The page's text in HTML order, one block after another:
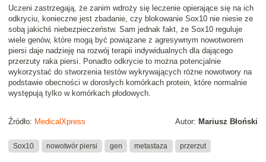
Uczeni zastrzegają, że zanim wdroży się leczenie opierające się na ich
odkryciu, konieczne jest zbadanie, czy blokowanie Sox10 nie niesie ze
sobą jakichś niebezpieczeństw. Sam jednak fakt, że Sox10 reguluje
wiele genów, które mogą być powiązane z agresywnym nowotworem
piersi daje nadzieję na rozwój terapii indywidualnych dla dającego
przerzuty raka piersi. Ponadto odkrycie to można potencjalnie
wykorzystać do stworzenia testów wykrywających różne nowotwory na
podstawie obecności w dorosłych komórkach protein, które normalnie
występują tylko w komórkach płodowych.
Autor: Mariusz Błoński
Źródło: MedicalXpress
Sox10 nowotwór piersi gen metastaza przerzut